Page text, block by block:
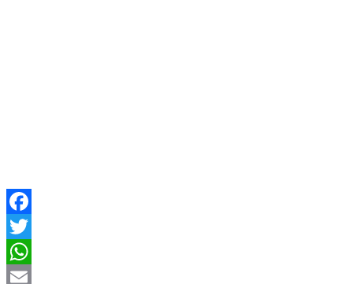
Facebook
Twitter
WhatsApp